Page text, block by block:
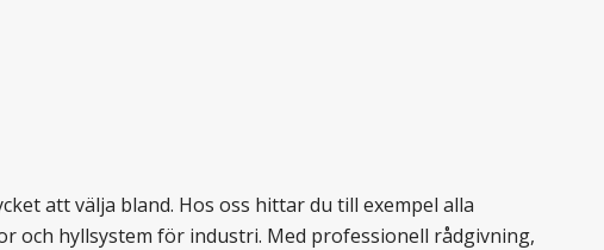
att välja bland. Hos oss hittar du till exempel alla
och hyllsystem för industri. Med professionell rådgivning,